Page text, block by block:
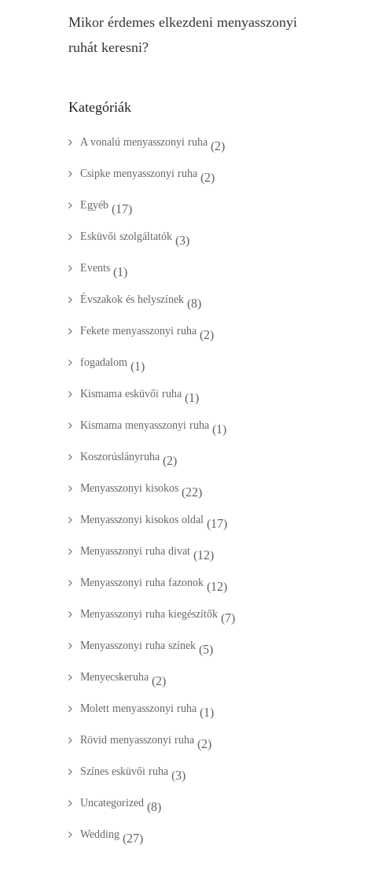
Mikor érdemes elkezdeni menyasszonyi
ruhát keresni?
Kategóriák
A vonalú menyasszonyi ruha (2)
Csipke menyasszonyi ruha (2)
Egyéb (17)
Esküvői szolgáltatók (3)
Events (1)
Évszakok és helyszínek (8)
Fekete menyasszonyi ruha (2)
fogadalom (1)
Kismama esküvői ruha (1)
Kismama menyasszonyi ruha (1)
Koszorúslányruha (2)
Menyasszonyi kisokos (22)
Menyasszonyi kisokos oldal (17)
Menyasszonyi ruha divat (12)
Menyasszonyi ruha fazonok (12)
Menyasszonyi ruha kiegészítők (7)
Menyasszonyi ruha színek (5)
Menyecskeruha (2)
Molett menyasszonyi ruha (1)
Rövid menyasszonyi ruha (2)
Színes esküvői ruha (3)
Uncategorized (8)
Wedding (27)